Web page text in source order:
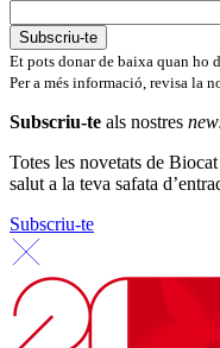
Et pots donar de baixa quan ho
Per a més informació, revisa la
Subscriu-te als nostres
Totes les novetats de
salut a la teva safata
Subscriu-te